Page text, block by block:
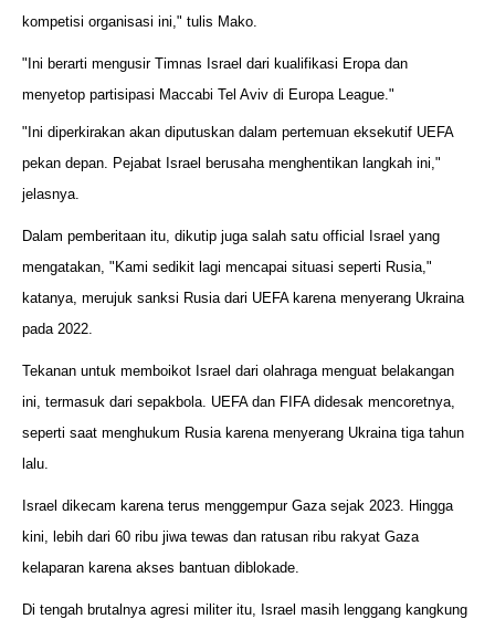
kompetisi organisasi ini," tulis Mako.
"Ini berarti mengusir Timnas Israel dari kualifikasi Eropa dan
menyetop partisipasi Maccabi Tel Aviv di Europa League."
"Ini diperkirakan akan diputuskan dalam pertemuan eksekutif UEFA
pekan depan. Pejabat Israel berusaha menghentikan langkah ini,"
jelasnya.
Dalam pemberitaan itu, dikutip juga salah satu official Israel yang
mengatakan, "Kami sedikit lagi mencapai situasi seperti Rusia,"
katanya, merujuk sanksi Rusia dari UEFA karena menyerang Ukraina
pada 2022.
Tekanan untuk memboikot Israel dari olahraga menguat belakangan
ini, termasuk dari sepakbola. UEFA dan FIFA didesak mencoretnya,
seperti saat menghukum Rusia karena menyerang Ukraina tiga tahun
lalu.
Israel dikecam karena terus menggempur Gaza sejak 2023. Hingga
kini, lebih dari 60 ribu jiwa tewas dan ratusan ribu rakyat Gaza
kelaparan karena akses bantuan diblokade.
Di tengah brutalnya agresi militer itu, Israel masih lenggang kangkung